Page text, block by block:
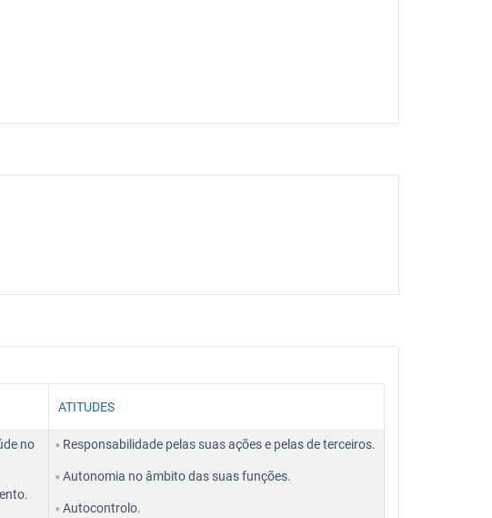
ATITUDES
no
Responsabilidade pelas suas ações e pelas de terceiros.
Autonomia no âmbito das suas funções.
Autocontrolo.